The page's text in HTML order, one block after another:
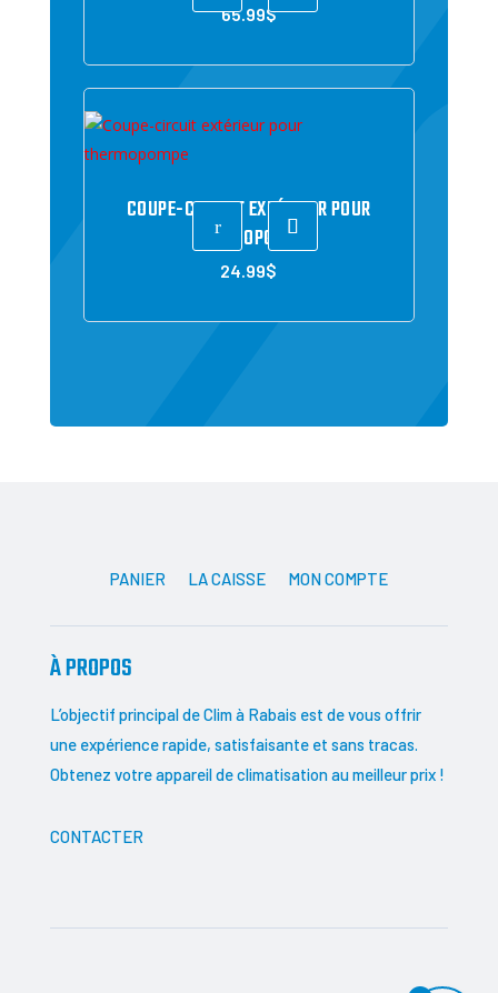
65.99$
COUPE-CIRCUIT EXTÉRIEUR POUR
THERMOPOMPE
24.99$
r
PANIER LA CAISSE MON COMPTE
À PROPOS
L’objectif principal de Clim à Rabais est de vous offrir
une expérience rapide, satisfaisante et sans tracas.
Obtenez votre appareil de climatisation au meilleur prix !
CONTACTER